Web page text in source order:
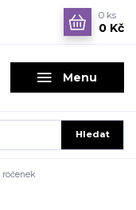
Menu
Hledat
0 ks
0 Kč
ročenek